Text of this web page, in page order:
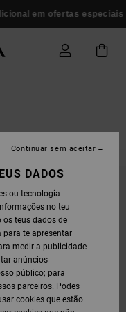
em ofertas especiais
VOLTAM EM
PARA
PALAVRAS-CHAVE OU
DADOS
ou tecnologia
no teu
teus dados de
para te apresentar
medir a publicidade
anúncios
público; para
parceiros. Podes
cookies que estão
Continuar sem aceitar